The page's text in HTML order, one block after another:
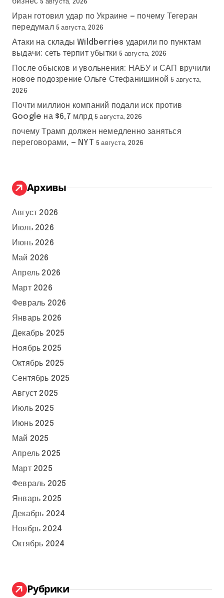
5 августа, 2026
Иран готовил удар по Украине — почему Тегеран
передумал 5 августа, 2026
Атаки на склады Wildberries ударили по пунктам
выдачи: сеть терпит убытки 5 августа, 2026
После обысков и увольнения: НАБУ и САП вручили
новое подозрение Ольге Стефанишиной 5 августа,
2026
Почти миллион компаний подали иск против
Google на $6,7 млрд 5 августа, 2026
почему Трамп должен немедленно заняться
переговорами, — NYT 5 августа, 2026
Архивы
Август 2026
Июль 2026
Июнь 2026
Май 2026
Апрель 2026
Март 2026
Февраль 2026
Январь 2026
Декабрь 2025
Ноябрь 2025
Октябрь 2025
Сентябрь 2025
Август 2025
Июль 2025
Июнь 2025
Май 2025
Апрель 2025
Март 2025
Февраль 2025
Январь 2025
Декабрь 2024
Ноябрь 2024
Октябрь 2024
Рубрики